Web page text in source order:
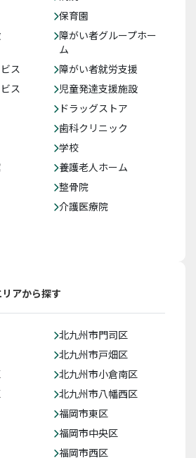
保育園
障がい者グループホー
ム
ス
障がい者就労支援
ス
児童発達支援施設
ドラッグストア
歯科クリニック
学校
養護老人ホーム
整骨院
介護医療院
アから探す
北九州市門司区
北九州市戸畑区
北九州市小倉南区
北九州市八幡西区
福岡市東区
福岡市中央区
福岡市西区